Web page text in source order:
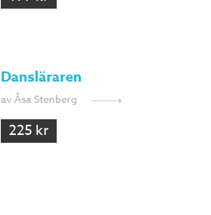
Dansläraren
av Åsa Stenberg
225 kr